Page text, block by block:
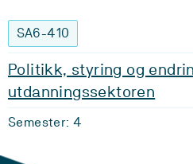
SA6-410
Politikk, styring og
utdanningssektoren
Semester: 4